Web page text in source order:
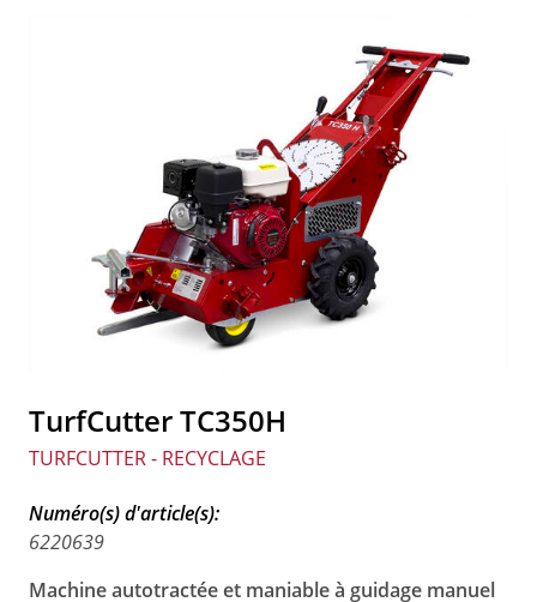
TurfCutter TC350H
TURFCUTTER - RECYCLAGE
Numéro(s) d'article(s):
6220639
Machine autotractée et maniable à guidage manuel